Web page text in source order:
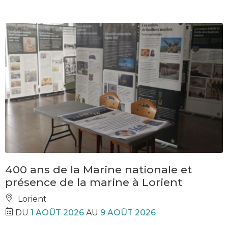
400 ans de la Marine nationale et
présence de la marine à Lorient
Lorient
DU 1 AOÛT 2026 AU 9 AOÛT 2026